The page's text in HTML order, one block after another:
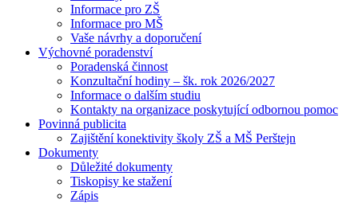
Informace pro ZŠ
Informace pro MŠ
Vaše návrhy a doporučení
Výchovné poradenství
Poradenská činnost
Konzultační hodiny – šk. rok 2026/2027
Informace o dalším studiu
Kontakty na organizace poskytující odbornou pomoc
Povinná publicita
Zajištění konektivity školy ZŠ a MŠ Perštejn
Dokumenty
Důležité dokumenty
Tiskopisy ke stažení
Zápis